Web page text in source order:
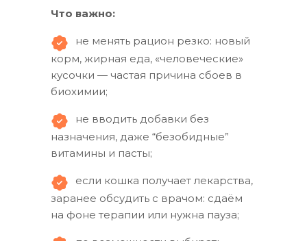
Что важно:
не менять рацион резко: новый
корм, жирная еда, «человеческие»
кусочки — частая причина сбоев в
биохимии;
не вводить добавки без
назначения, даже “безобидные”
витамины и пасты;
если кошка получает лекарства,
заранее обсудить с врачом: сдаём
на фоне терапии или нужна пауза;